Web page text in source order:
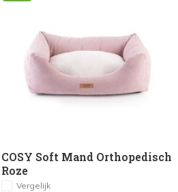
COSY Soft Mand Orthopedisch
Roze
Vergelijk